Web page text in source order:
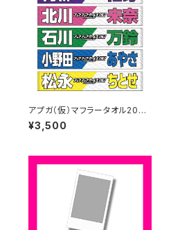
アプガ（仮）マフラータオル2026
ver.
¥3,500